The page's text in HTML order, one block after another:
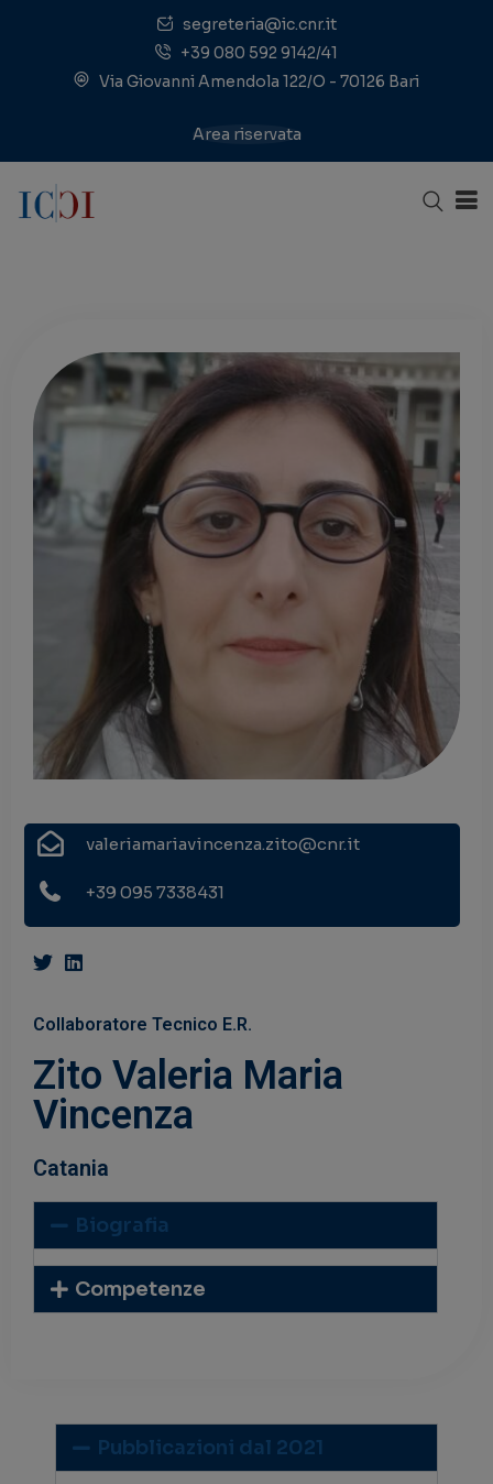
segreteria@ic.cnr.it
+39 080 592 9142/41
Via Giovanni Amendola 122/O - 70126 Bari
Area riservata
valeriamariavincenza.zito@cnr.it
+39 095 7338431
Collaboratore Tecnico E.R.
Zito Valeria Maria
Vincenza
Catania
Biografia
Competenze
Pubblicazioni dal 2021